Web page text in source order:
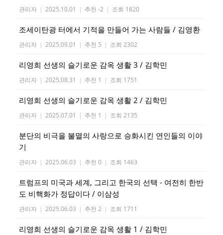
관리자 | 2025.10.01 | 추천 -2 | 조회 1820
조세이탄광 터에서 기적을 만들어 가는 사람들 / 김영환
관리자 | 2025.09.01 | 추천 5 | 조회 2302
리영희 선생의 슬기로운 감옥 생활 3 / 김학민
관리자 | 2025.08.31 | 추천 1 | 조회 1751
리영희 선생의 슬기로운 감옥 생활 2 / 김학민
관리자 | 2025.07.01 | 추천 1 | 조회 2135
분단의 비극을 불멸의 사랑으로 승화시킨 연인들의 이야
기
관리자 | 2025.06.03 | 추천 0 | 조회 1463
트럼프의 미국과 세계, 그리고 한국의 선택 - 여전히 한반
도 비핵화가 정답이다 / 이삼성
관리자 | 2025.06.03 | 추천 2 | 조회 1711
리영희 선생의 슬기로운 감옥 생활 1 / 김학민